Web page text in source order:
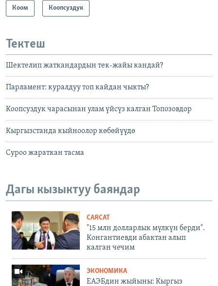
Коом Коопсуздук
Тектеш
Шектелип жаткандардын тек-жайы кандай?
Парламент: куралдуу топ кайдан чыкты?
Коопсуздук чарасынан улам үйсүз калган Топозовдор
Кыргызстанда кыйноолор көбөйүүдө
Суроо жараткан тасма
Дагы кызыктуу баяндар
САЯСАТ
"15 млн долларлык мүлкүн берди".
Конгантиевди абактан алып
калган чечим
ЭКОНОМИКА
ЕАЭБдин жыйыны: Кыргыз